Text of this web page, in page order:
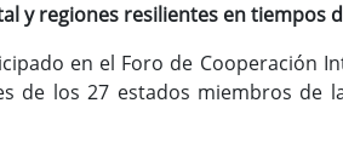
y regiones resilientes en tiempos
en el Foro de Cooperación
de los 27 estados miembros de